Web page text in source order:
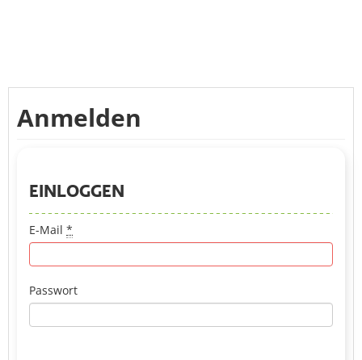
Anmelden
EINLOGGEN
E-Mail *
Passwort